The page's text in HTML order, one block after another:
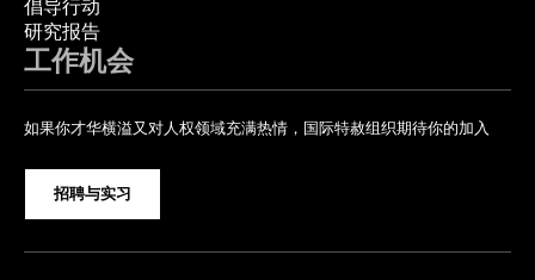
倡导行动
研究报告
工作机会
如果你才华横溢又对人权领域充满热情，国际特赦组织期待你的加入
招聘与实习